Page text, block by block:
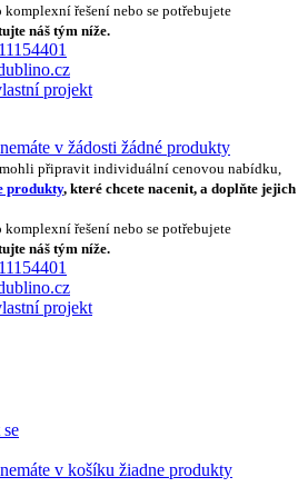
řešení nebo se potřebujete
náš tým níže.
projekt
v žádosti žádné produkty
připravit individuální cenovou nabídku,
produkty, které chcete nacenit, a doplňte jejich
řešení nebo se potřebujete
náš tým níže.
projekt
v košíku žiadne produkty